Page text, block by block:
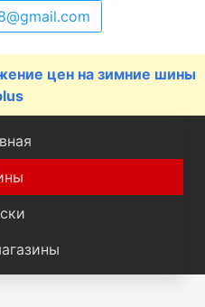
цен на зимние шины